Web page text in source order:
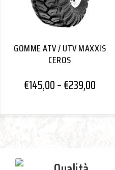
GOMME ATV / UTV MAXXIS
CEROS
€145,00–€239,00